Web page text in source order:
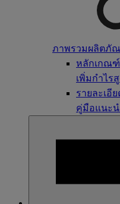
ภาพรวมผลิตภั
หลักเกณฑ์
เพิ่มกำไรสู
รายละเอี
คู่มือแนะ